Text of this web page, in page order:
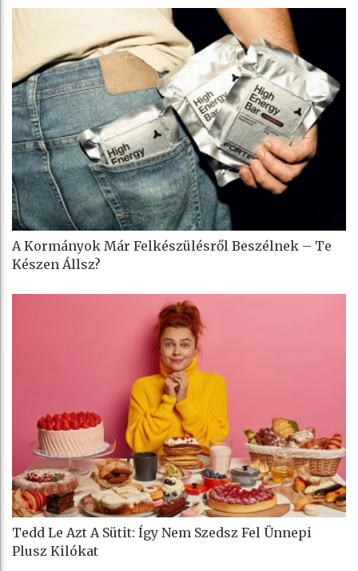
A Kormányok Már Felkészülésről Beszélnek – Te
Készen Állsz?
Tedd Le Azt A Sütit: Így Nem Szedsz Fel Ünnepi
Plusz Kilókat